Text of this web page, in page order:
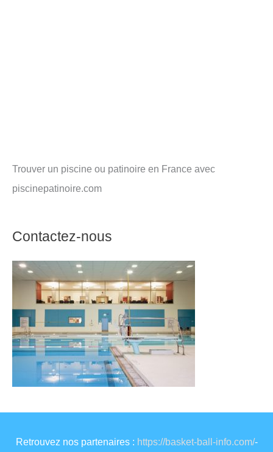
Trouver un piscine ou patinoire en France avec
piscinepatinoire.com
Contactez-nous
Retrouvez nos partenaires : https://basket-ball-info.com/-